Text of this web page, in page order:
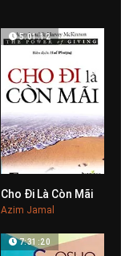
0
5:01:12
Cho Đi Là Còn Mãi
Azim Jamal
7:31:20